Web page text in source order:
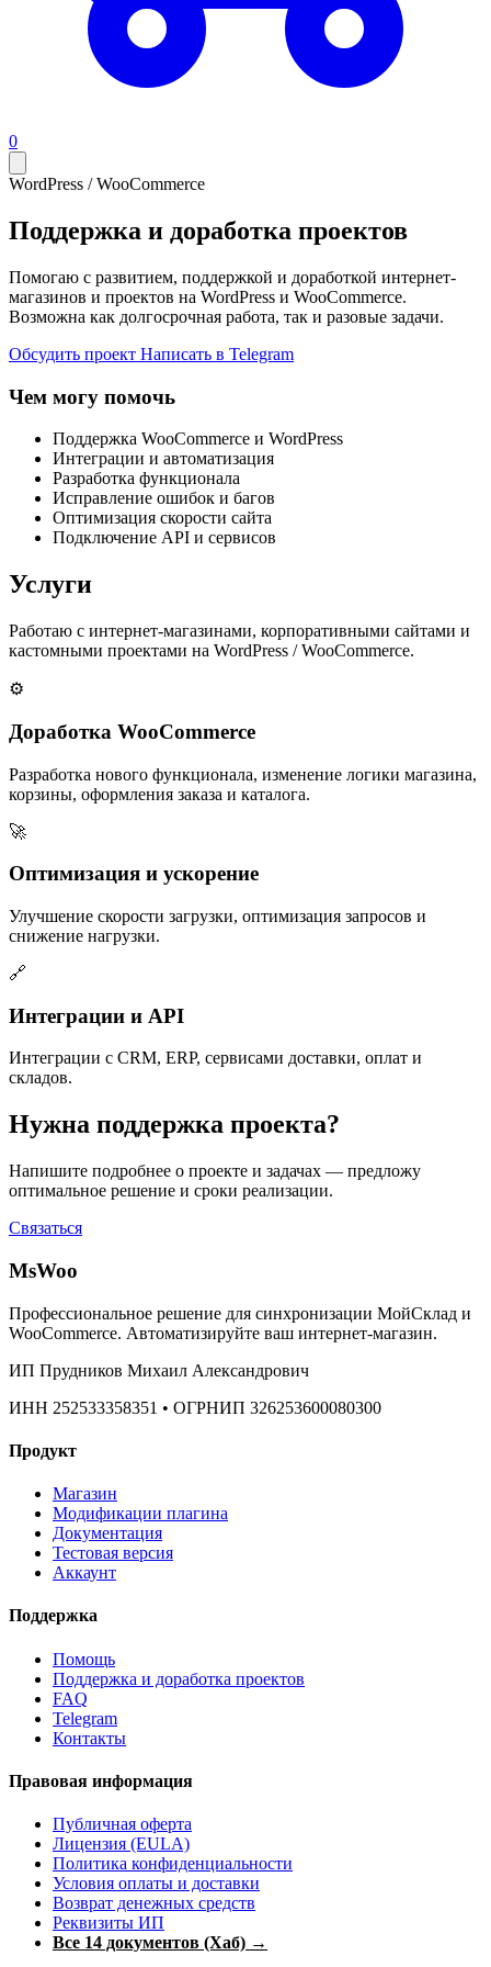
0
WordPress / WooCommerce
Поддержка и доработка проектов
Помогаю с развитием, поддержкой и доработкой интернет-
магазинов и проектов на WordPress и WooCommerce.
Возможна как долгосрочная работа, так и разовые задачи.
Обсудить проект Написать в Telegram
Чем могу помочь
Поддержка WooCommerce и WordPress
Интеграции и автоматизация
Разработка функционала
Исправление ошибок и багов
Оптимизация скорости сайта
Подключение API и сервисов
Услуги
Работаю с интернет-магазинами, корпоративными сайтами и
кастомными проектами на WordPress / WooCommerce.
⚙️
Доработка WooCommerce
Разработка нового функционала, изменение логики магазина,
корзины, оформления заказа и каталога.
🚀
Оптимизация и ускорение
Улучшение скорости загрузки, оптимизация запросов и
снижение нагрузки.
🔗
Интеграции и API
Интеграции с CRM, ERP, сервисами доставки, оплат и
складов.
Нужна поддержка проекта?
Напишите подробнее о проекте и задачах — предложу
оптимальное решение и сроки реализации.
Связаться
MsWoo
Профессиональное решение для синхронизации МойСклад и
WooCommerce. Автоматизируйте ваш интернет-магазин.
ИП Прудников Михаил Александрович
ИНН 252533358351 • ОГРНИП 326253600080300
Продукт
Магазин
Модификации плагина
Документация
Тестовая версия
Аккаунт
Поддержка
Помощь
Поддержка и доработка проектов
FAQ
Telegram
Контакты
Правовая информация
Публичная оферта
Лицензия (EULA)
Политика конфиденциальности
Условия оплаты и доставки
Возврат денежных средств
Реквизиты ИП
Все 14 документов (Хаб) →